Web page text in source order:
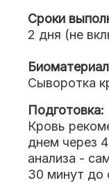
Сроки
2 дня (не
Сыворотка
Подготовка:
Кровь
днем через
анализа -
30 минут до